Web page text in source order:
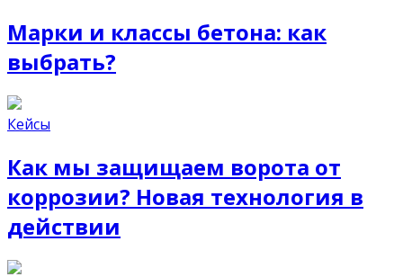
Марки и классы бетона: как
выбрать?
Кейсы
Как мы защищаем ворота от
коррозии? Новая технология в
действии